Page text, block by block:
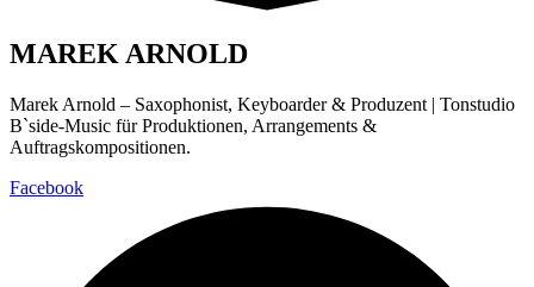
MAREK ARNOLD
Marek Arnold – Saxophonist, Keyboarder & Produzent | Tonstudio
B`side-Music für Produktionen, Arrangements &
Auftragskompositionen.
Facebook